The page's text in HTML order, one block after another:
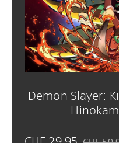
Demon Slayer: